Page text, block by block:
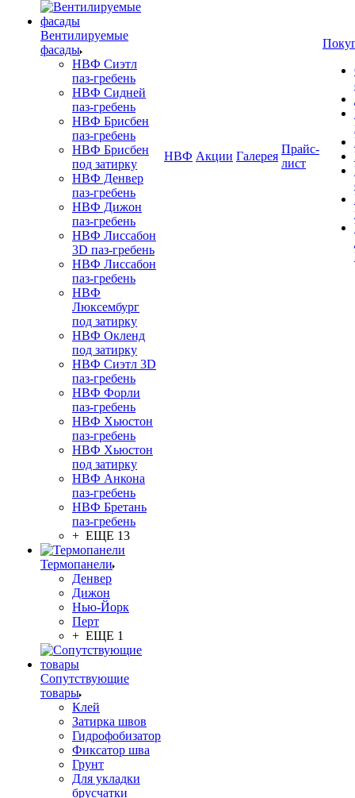
Вентилируемые
фасады
НВФ Сиэтл
паз-гребень
НВФ Сидней
паз-гребень
НВФ Брисбен
паз-гребень
НВФ Брисбен
под затирку
НВФ Денвер
паз-гребень
НВФ Дижон
паз-гребень
НВФ Лиссабон
3D паз-гребень
НВФ Лиссабон
паз-гребень
НВФ
Люксембург
под затирку
НВФ Окленд
под затирку
НВФ Сиэтл 3D
паз-гребень
НВФ Форли
паз-гребень
НВФ Хьюстон
паз-гребень
НВФ Хьюстон
под затирку
НВФ Анкона
паз-гребень
НВФ Бретань
паз-гребень
+ ЕЩЕ 13
Термопанели
Денвер
Дижон
Нью-Йорк
Перт
+ ЕЩЕ 1
Сопутствующие
товары
Клей
Затирка швов
Гидрофобизатор
Фиксатор шва
Грунт
Для укладки
брусчатки
НВФ Акции Галерея
Прайс-
лист